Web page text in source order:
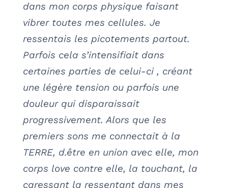
dans mon corps physique faisant
vibrer toutes mes cellules. Je
ressentais les picotements partout.
Parfois cela s’intensifiait dans
certaines parties de celui-ci , créant
une légère tension ou parfois une
douleur qui disparaissait
progressivement. Alors que les
premiers sons me connectait à la
TERRE, d.être en union avec elle, mon
corps love contre elle, la touchant, la
caressant la ressentant dans mes